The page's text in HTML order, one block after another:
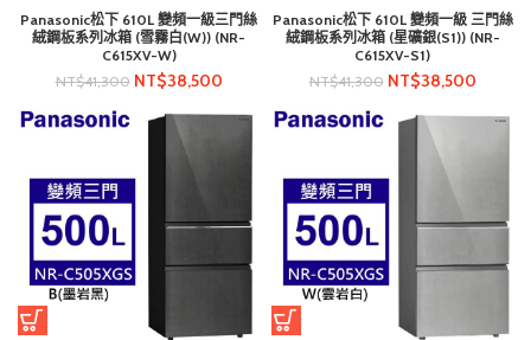
Panasonic松下 610L 變頻一級三門絲
絨鋼板系列冰箱 (雪霧白(W)) (NR-
C615XV-W)
NT$41,300 NT$38,500
Panasonic松下 610L 變頻一級 三門絲
絨鋼板系列冰箱 (星礦銀(S1)) (NR-
C615XV-S1)
NT$41,300 NT$38,500